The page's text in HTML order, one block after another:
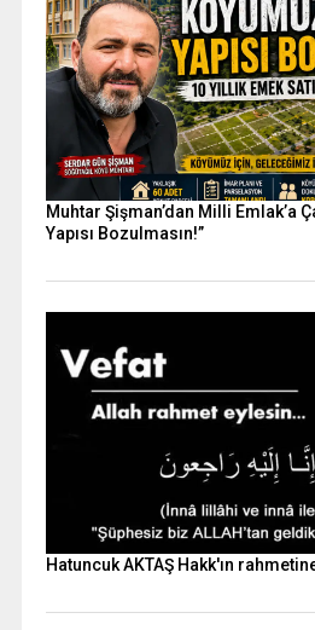
Muhtar Şişman’dan Milli Emlak’a
Yapısı Bozulmasın!”
Hatuncuk AKTAŞ Hakk'ın